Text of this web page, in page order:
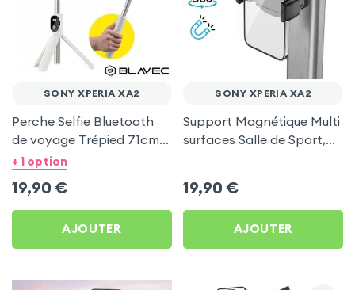
SONY XPERIA XA2
Perche Selfie Bluetooth
de voyage Trépied 71cm -
Blanc pour Sony Xperia
+ 1 option
19,90 €
AJOUTER
SONY XPERIA XA2
Support Magnétique Multi
surfaces Salle de Sport,
19,90 €
AJOUTER